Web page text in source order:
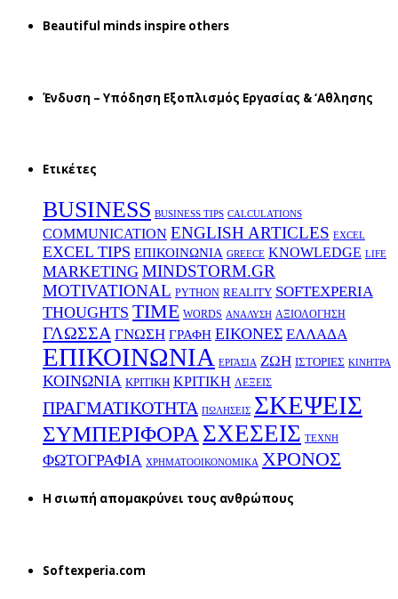
Beautiful minds inspire others
Ένδυση – Υπόδηση Εξοπλισμός Εργασίας & ‘Aθλησης
Ετικέτες
BUSINESS BUSINESS TIPS CALCULATIONS
COMMUNICATION ENGLISH ARTICLES EXCEL
EXCEL TIPS EΠΙΚΟΙΝΩΝΙΑ GREECE KNOWLEDGE LIFE
MARKETING MINDSTORM.GR
MOTIVATIONAL PYTHON REALITY SOFTEXPERIA
THOUGHTS TIME WORDS ΑΝΑΛΥΣΗ ΑΞΙΟΛΟΓΗΣΗ
ΓΛΩΣΣΑ ΓΝΩΣΗ ΓΡΑΦΗ ΕΙΚΟΝΕΣ ΕΛΛΑΔΑ
ΕΠΙΚΟΙΝΩΝΙΑ ΕΡΓΑΣΙΑ ΖΩΗ ΙΣΤΟΡΙΕΣ ΚΙΝΗΤΡΑ
ΚΟΙΝΩΝΙΑ ΚΡΙΤΙΚΗ ΚΡΙΤΙΚΗ ΛΕΞΕΙΣ
ΠΡΑΓΜΑΤΙΚΟΤΗΤΑ ΠΩΛΗΣΕΙΣ ΣΚΕΨΕΙΣ
ΣΥΜΠΕΡΙΦΟΡΑΣΧΕΣΕΙΣ ΤΕΧΝΗ
ΦΩΤΟΓΡΑΦΙΑ ΧΡΗΜΑΤΟΟΙΚΟΝΟΜΙΚΑ ΧΡΟΝΟΣ
H σιωπή απομακρύνει τους ανθρώπους
Softexperia.com